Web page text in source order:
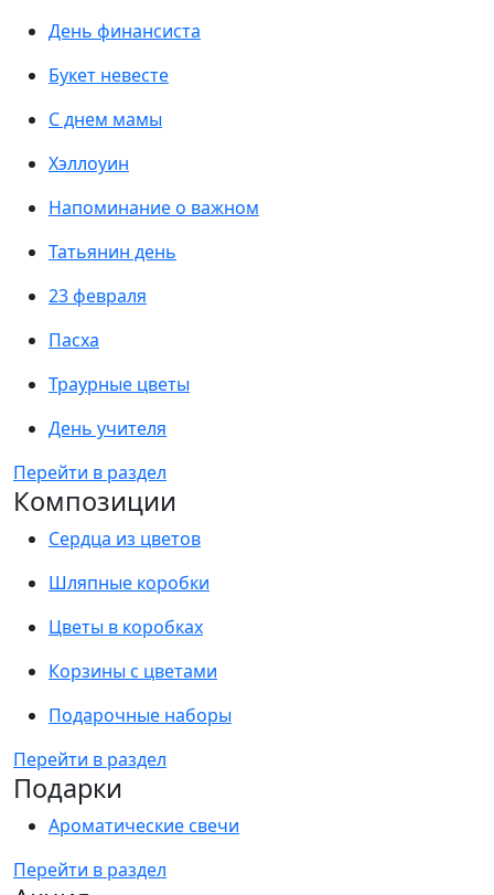
День финансиста
Букет невесте
С днем мамы
Хэллоуин
Напоминание о важном
Татьянин день
23 февраля
Пасха
Траурные цветы
День учителя
Перейти в раздел
Композиции
Сердца из цветов
Шляпные коробки
Цветы в коробках
Корзины с цветами
Подарочные наборы
Перейти в раздел
Подарки
Ароматические свечи
Перейти в раздел